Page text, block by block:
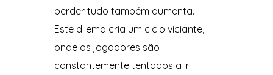
perder tudo também aumenta.
Este dilema cria um ciclo viciante,
onde os jogadores são
constantemente tentados a ir